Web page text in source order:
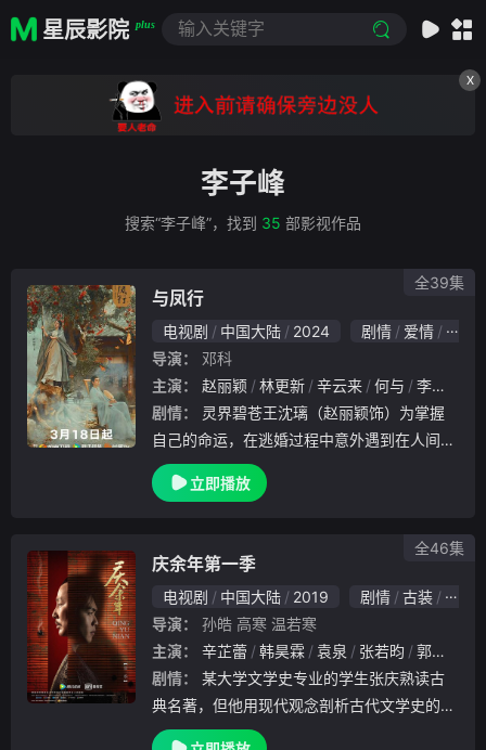
星辰影院 plus
X
李子峰
搜索“李子峰”，找到 35 部影视作品
与凤行
电视剧 中国大陆 2024 剧情 爱情
奇幻
导演：
邓科
主演：
赵丽颖 林更新 辛云来 何与 李嘉琦
剧情：
自己的命运，在逃婚过程中意外遇到在人间游
历的神行止（林更新饰），两人在一起除恶扬
善、探索真相的过程中互生情愫。上古最后一
立即播放
全39集
庆余年第一季
电视剧 中国大陆 2019 剧情 古装
国产
导演：
孙皓 高寒 温若寒
主演：
辛芷蕾 韩昊霖 袁泉 张若昀 郭麒麟
剧情：
典名著，但他用现代观念剖析古代文学史的论
文命题不被叶教授所认可。为了让叶教授成为
全46集